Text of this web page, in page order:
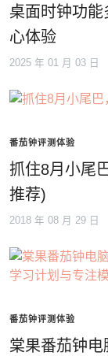
桌面时钟功
心体验
2025 年 01 月 03 日
番茄钟评测体验
抓住8月小尾
推荐)
2018 年 08 月 29 日
番茄钟评测体验
棠果番茄钟